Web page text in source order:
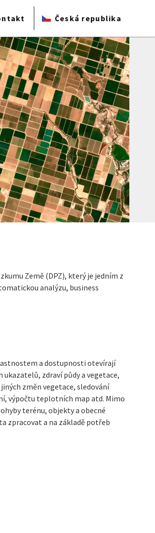
Česká republika
Země (DPZ), který je jedním z
analýzu, business
a dostupnosti otevírají
zdraví půdy a vegetace,
změn vegetace, sledování
výpočtu teplotních map atd. Mimo
terénu, objekty a obecné
zpracovat a na základě potřeb